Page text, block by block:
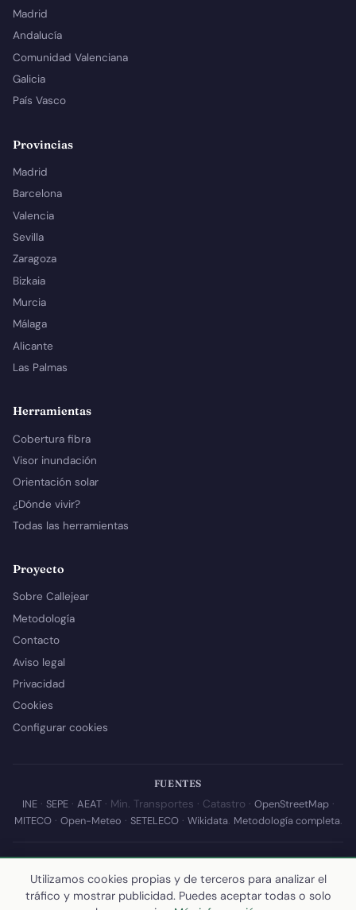
Madrid
Andalucía
Comunidad Valenciana
Galicia
País Vasco
Provincias
Madrid
Barcelona
Valencia
Sevilla
Zaragoza
Bizkaia
Murcia
Málaga
Alicante
Las Palmas
Herramientas
Cobertura fibra
Visor inundación
Orientación solar
¿Dónde vivir?
Todas las herramientas
Proyecto
Sobre Callejear
Metodología
Contacto
Aviso legal
Privacidad
Cookies
Configurar cookies
FUENTES
INE· SEPE· AEAT· Min. Transportes · Catastro · OpenStreetMap·
MITECO· Open-Meteo · SETELECO· Wikidata. Metodología completa.
© 2026 Callejear.com — Directorio municipal de España con datos
abiertos. Desarrollado y mantenido porYoel Castaño.
Utilizamos cookies propias y de terceros para analizar el
tráfico y mostrar publicidad. Puedes aceptar todas o solo